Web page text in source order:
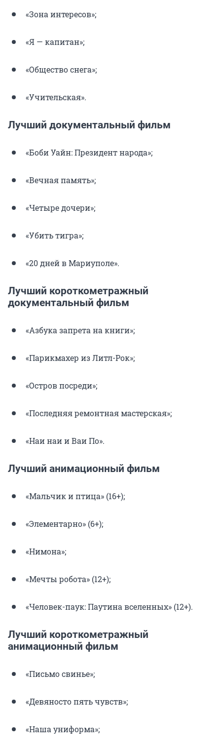
«Зона интересов»;
«Я — капитан»;
«Общество снега»;
«Учительская».
Лучший документальный фильм
«Боби Уайн: Президент народа»;
«Вечная память»;
«Четыре дочери»;
«Убить тигра»;
«20 дней в Мариуполе».
Лучший короткометражный
документальный фильм
«Азбука запрета на книги»;
«Парикмахер из Литл-Рок»;
«Остров посреди»;
«Последняя ремонтная мастерская»;
«Наи наи и Ваи По».
Лучший анимационный фильм
«Мальчик и птица» (16+);
«Элементарно» (6+);
«Нимона»;
«Мечты робота» (12+);
«Человек-паук: Паутина вселенных» (12+).
Лучший короткометражный
анимационный фильм
«Письмо свинье»;
«Девяносто пять чувств»;
«Наша униформа»;